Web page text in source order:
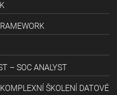
– SOC ANALYST
ŠKOLENÍ DATOVÉ